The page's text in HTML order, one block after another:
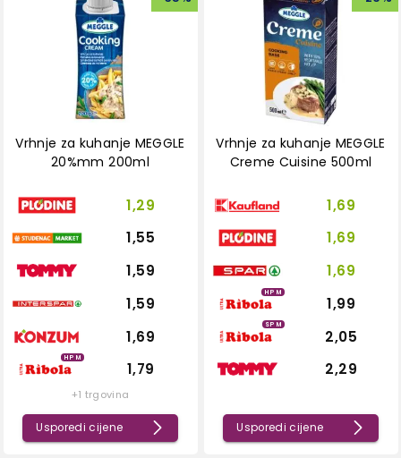
Vrhnje za kuhanje MEGGLE
20%mm 200ml
1,29
1,55
1,59
1,59
1,69
HPM
1,79
+1 trgovina
Usporedi cijene
Vrhnje za kuhanje MEGGLE
Creme Cuisine 500ml
1,69
1,69
1,69
HPM
1,99
SPM
2,05
2,29
Usporedi cijene